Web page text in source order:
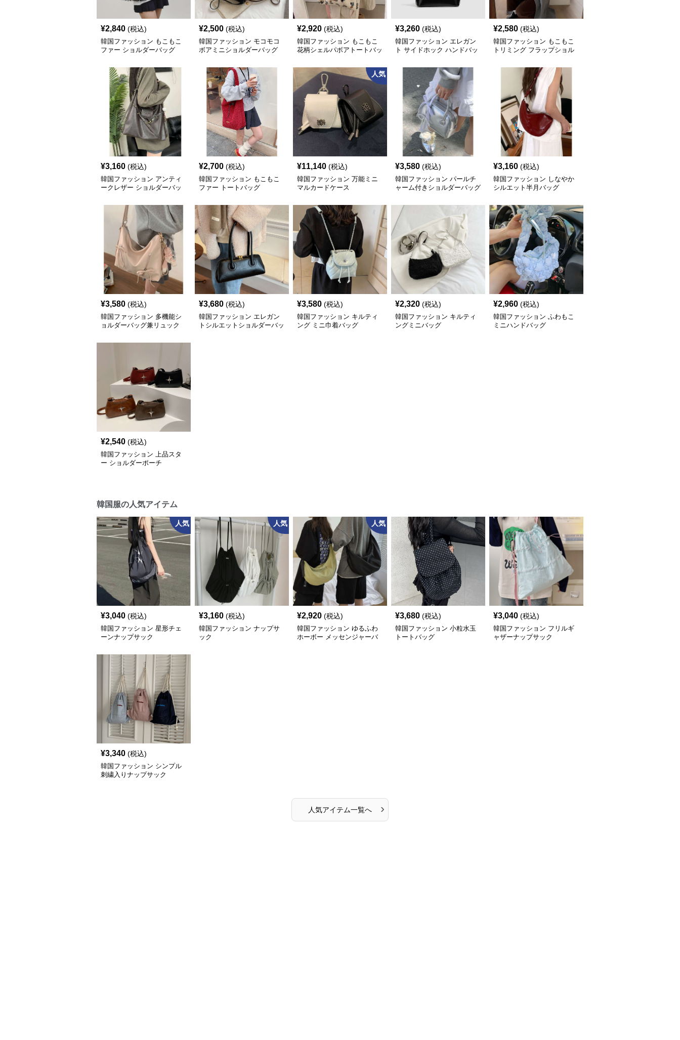
¥2,840 (税込)
韓国ファッション もこもこ
ファー ショルダーバッグ
¥2,500 (税込)
韓国ファッション モコモコ
ボアミニショルダーバッグ
¥2,920 (税込)
韓国ファッション もこもこ
花柄シェルパボアトートバッ
¥3,260 (税込)
韓国ファッション エレガン
ト サイドホック ハンドバッ
¥2,580 (税込)
韓国ファッション もこもこ
トリミング フラップショル
¥3,160 (税込)
韓国ファッション アンティ
ークレザー ショルダーバッ
¥2,700 (税込)
韓国ファッション もこもこ
ファー トートバッグ
人気
¥11,140 (税込)
韓国ファッション 万能ミニ
マルカードケース
¥3,580 (税込)
韓国ファッション パールチ
ャーム付きショルダーバッグ
¥3,160 (税込)
韓国ファッション しなやか
シルエット半月バッグ
¥3,580 (税込)
韓国ファッション 多機能シ
ョルダーバッグ兼リュック
¥3,680 (税込)
韓国ファッション エレガン
トシルエットショルダーバッ
¥3,580 (税込)
韓国ファッション キルティ
ング ミニ巾着バッグ
¥2,320 (税込)
韓国ファッション キルティ
ングミニバッグ
¥2,960 (税込)
韓国ファッション ふわもこ
ミニハンドバッグ
¥2,540 (税込)
韓国ファッション 上品スタ
ー ショルダーポーチ
韓国服の人気アイテム
人気
¥3,040 (税込)
韓国ファッション 星形チェ
ーンナップサック
人気
¥3,160 (税込)
韓国ファッション ナップサ
ック
人気
¥2,920 (税込)
韓国ファッション ゆるふわ
ホーボー メッセンジャーバ
¥3,680 (税込)
韓国ファッション 小粒水玉
トートバッグ
¥3,040 (税込)
韓国ファッション フリルギ
ャザーナップサック
¥3,340 (税込)
韓国ファッション シンプル
刺繍入りナップサック
人気アイテム一覧へ ›